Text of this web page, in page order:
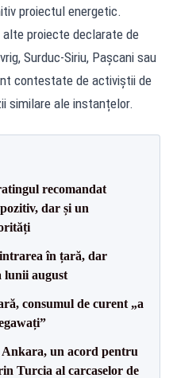
proiectul energetic.
proiecte declarate de
Surduc-Siriu, Pașcani sau
contestate de activiștii de
similare ale instanțelor.
recomandat
dar și un
în țară, dar
lunii august
consumul de curent „a
Ankara, un acord pentru
Turcia al carcaselor de